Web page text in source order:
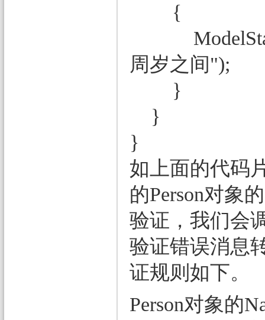
{
周岁之间");
}
}
}
如上面的代码
的Person对象
验证，我们会
验证错误消息
证规则如下。
Person对象的